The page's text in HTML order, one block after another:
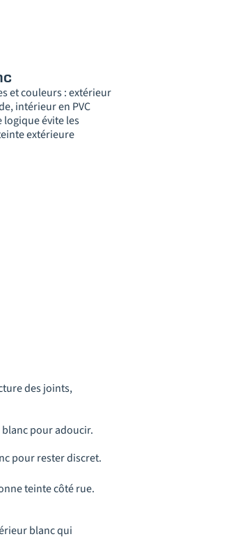
et couleurs : extérieur
intérieur en PVC
logique évite les
extérieure
des joints,
pour adoucir.
pour rester discret.
teinte côté rue.
blanc qui